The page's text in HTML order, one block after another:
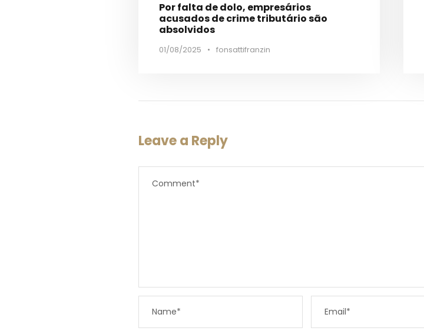
Por falta de dolo, empresários
acusados de crime tributário são
absolvidos
01/08/2025 • fonsattifranzin
Leave a Reply